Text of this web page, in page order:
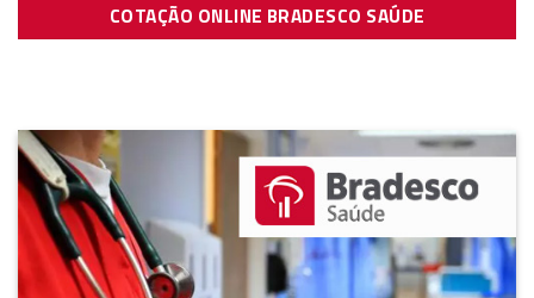
COTAÇÃO ONLINE BRADESCO SAÚDE